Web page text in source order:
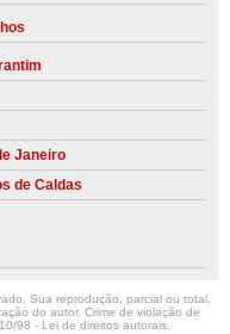
Janeiro
de Caldas
Sua reprodução, parcial ou total,
do autor. Crime de violação de
98 - Lei de direitos autorais.